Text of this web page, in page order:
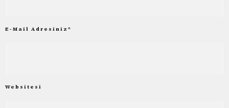
E-Mail Adresiniz *
Websitesi